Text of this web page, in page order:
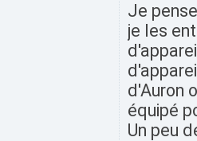
Je
je les
d'Auron
équipé
Un peu